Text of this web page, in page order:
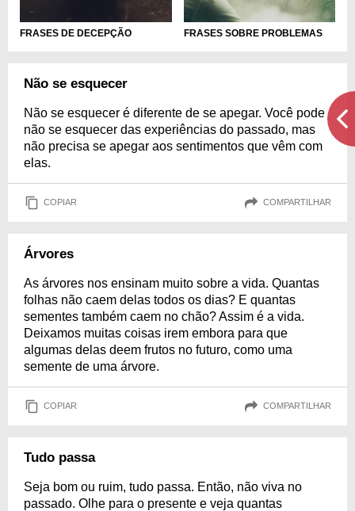
FRASES DE DECEPÇÃO FRASES SOBRE PROBLEMAS
Não se esquecer
Não se esquecer é diferente de se apegar. Você pode
não se esquecer das experiências do passado, mas
não precisa se apegar aos sentimentos que vêm com
elas.
COPIAR COMPARTILHAR
Árvores
As árvores nos ensinam muito sobre a vida. Quantas
folhas não caem delas todos os dias? E quantas
sementes também caem no chão? Assim é a vida.
Deixamos muitas coisas irem embora para que
algumas delas deem frutos no futuro, como uma
semente de uma árvore.
COPIAR COMPARTILHAR
Tudo passa
Seja bom ou ruim, tudo passa. Então, não viva no
passado. Olhe para o presente e veja quantas